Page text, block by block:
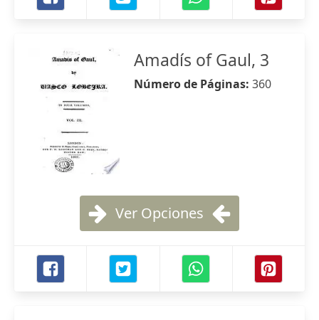
Amadís of Gaul, 3
Número de Páginas: 360
Ver Opciones